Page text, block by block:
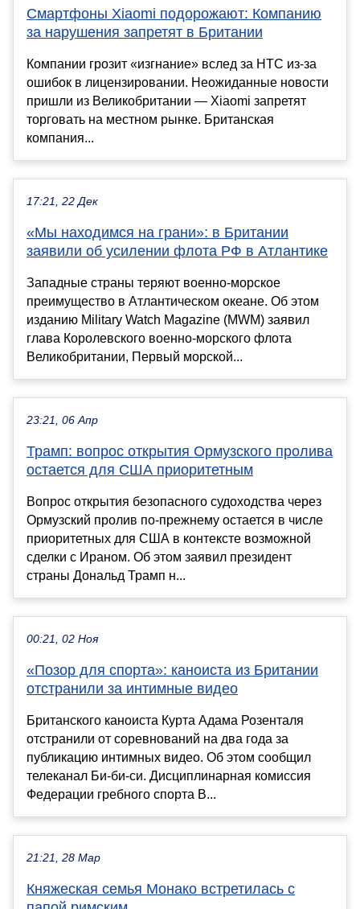
Смартфоны Xiaomi подорожают: Компанию
за нарушения запретят в Британии
Компании грозит «изгнание» вслед за HTC из-за
ошибок в лицензировании. Неожиданные новости
пришли из Великобритании — Xiaomi запретят
торговать на местном рынке. Британская
компания...
17:21, 22 Дек
«Мы находимся на грани»: в Британии
заявили об усилении флота РФ в Атлантике
Западные страны теряют военно-морское
преимущество в Атлантическом океане. Об этом
изданию Military Watch Magazine (MWM) заявил
глава Королевского военно-морского флота
Великобритании, Первый морской...
23:21, 06 Апр
Трамп: вопрос открытия Ормузского пролива
остается для США приоритетным
Вопрос открытия безопасного судоходства через
Ормузский пролив по-прежнему остается в числе
приоритетных для США в контексте возможной
сделки с Ираном. Об этом заявил президент
страны Дональд Трамп н...
00:21, 02 Ноя
«Позор для спорта»: каноиста из Британии
отстранили за интимные видео
Британского каноиста Курта Адама Розенталя
отстранили от соревнований на два года за
публикацию интимных видео. Об этом сообщил
телеканал Би-би-си. Дисциплинарная комиссия
Федерации гребного спорта В...
21:21, 28 Мар
Княжеская семья Монако встретилась с